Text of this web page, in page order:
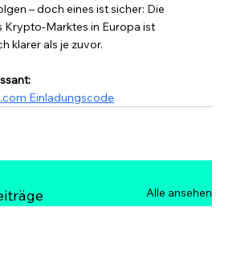
– doch eines ist sicher: Die
Krypto-Marktes in Europa ist
klarer als je zuvor.
Einladungscode
Alle ansehen